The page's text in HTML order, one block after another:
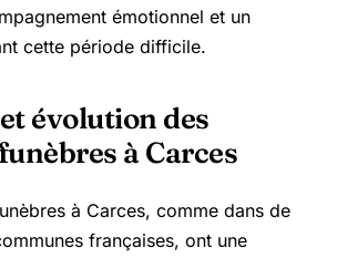
émotionnel et un
cette période difficile.
évolution des
à Carces
à Carces, comme dans de
françaises, ont une